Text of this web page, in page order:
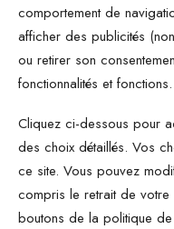
comportement de
afficher des publicités
ou retirer son
fonctionnalités et fonctions.
Cliquez ci-dessous pour
des choix détaillés. Vos
ce site. Vous pouvez
compris le retrait de votre
boutons de la politique
eux, les yeux
Le souci c’est
c’est le cas la
vous prenez la
conséquent
cette direction,